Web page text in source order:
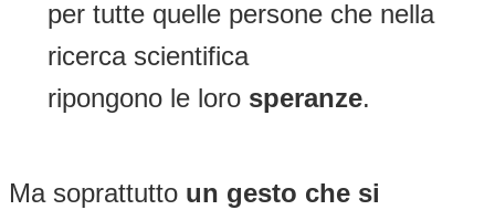
per tutte quelle persone che nella
ricerca scientifica
ripongono le loro speranze.
Ma soprattutto un gesto che si